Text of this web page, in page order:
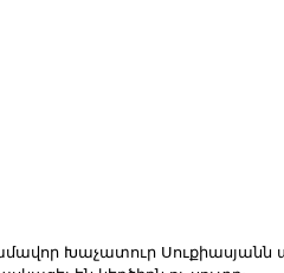
Խաչատուր Սուքիասյանն